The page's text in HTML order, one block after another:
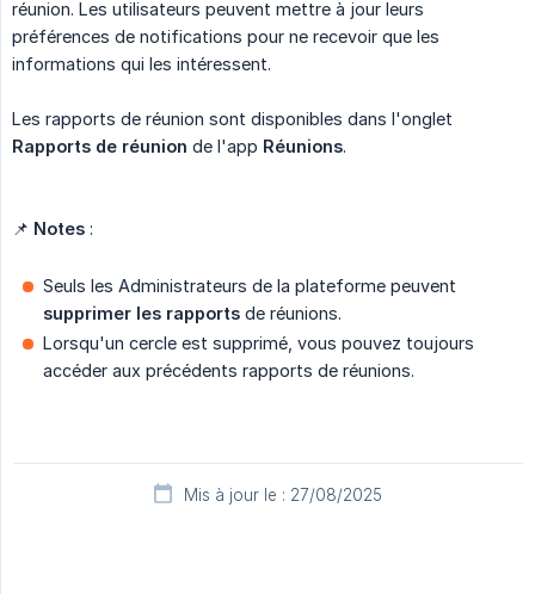
réunion. Les utilisateurs peuvent mettre à jour leurs
préférences de notifications pour ne recevoir que les
informations qui les intéressent.
Les rapports de réunion sont disponibles dans l'onglet
Rapports de réunion de l'app Réunions.
📌 Notes :
Seuls les Administrateurs de la plateforme peuvent
supprimer les rapports de réunions.
Lorsqu'un cercle est supprimé, vous pouvez toujours
accéder aux précédents rapports de réunions.
Mis à jour le : 27/08/2025